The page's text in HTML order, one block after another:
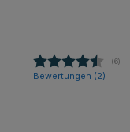
(6)
Bewertungen (2)